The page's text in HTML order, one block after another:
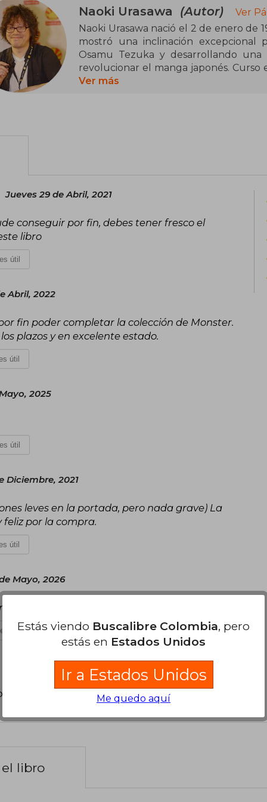
Naoki Urasawa (Autor)
Ver
Naoki Urasawa nació el 2 de enero de
mostró una inclinación excepcional
Osamu Tezuka y desarrollando
revolucionar el manga japonés. Curso
Meisei, pero pronto dejó de lado
Takashi Nagasaki, y es considerado
multifacéticos y un atención minuciosa
Sus obras más importantes son:
1988), Happy! (1993-1999), Monster
Ver más
Jueves 29 de Abril, 2021
conseguir por fin, debes tener fresco el
libro
útil
Abril, 2022
fin poder completar la colección de Monster.
plazos y en excelente estado.
útil
2025
útil
Diciembre, 2021
leves en la portada, pero nada grave) La
feliz por la compra.
útil
Mayo, 2026
recomendadisimo
útil
agregar tu propia evaluación
libro
Estás viendo Buscalibre Colombia, pero
estás en Estados Unidos
Ir a Estados Unidos
Me quedo aquí